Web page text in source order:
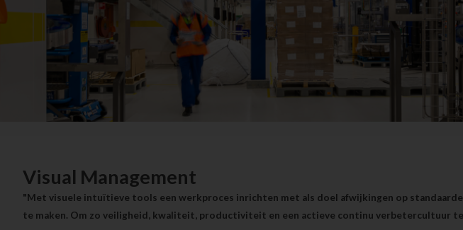
Visual Management
"Met visuele intuïtieve tools een werkproces inrichten met als doel afwijkingen op
te maken. Om zo veiligheid, kwaliteit, productiviteit en een actieve continu verbetercultuur